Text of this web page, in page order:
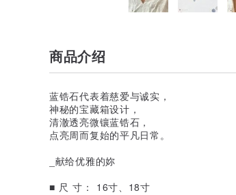
商品介绍
蓝锆石代表着慈爱与诚实，
神秘的宝藏箱设计，
清澈透亮微镶蓝锆石，
点亮周而复始的平凡日常。
_献给优雅的妳
■ 尺 寸： 16寸、18寸